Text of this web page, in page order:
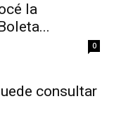
la
0
consultar